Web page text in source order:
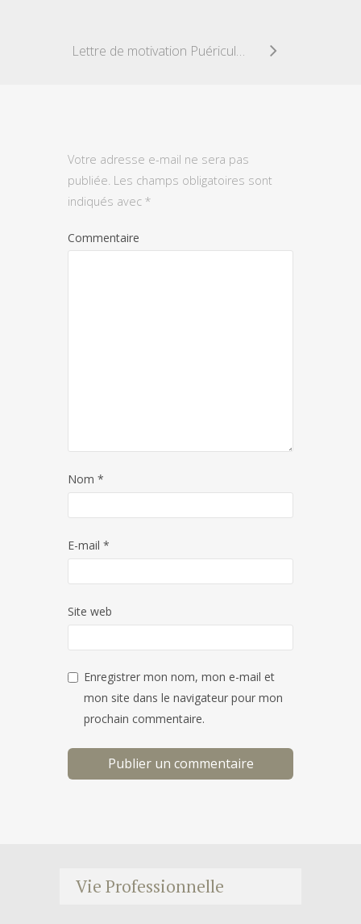
Lettre de motivation Puéricultrice
Votre adresse e-mail ne sera pas
publiée. Les champs obligatoires sont
indiqués avec *
Commentaire
Nom *
E-mail *
Site web
Enregistrer mon nom, mon e-mail et
mon site dans le navigateur pour mon
prochain commentaire.
Vie Professionnelle